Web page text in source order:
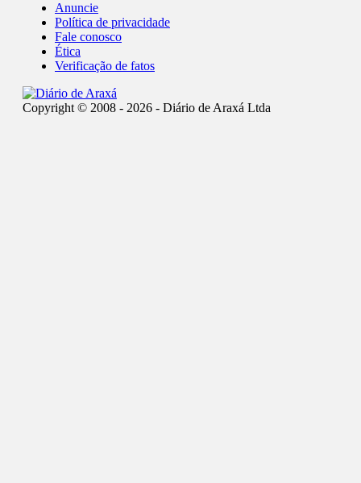
Anuncie
Política de privacidade
Fale conosco
Ética
Verificação de fatos
Copyright © 2008 - 2026 - Diário de Araxá Ltda